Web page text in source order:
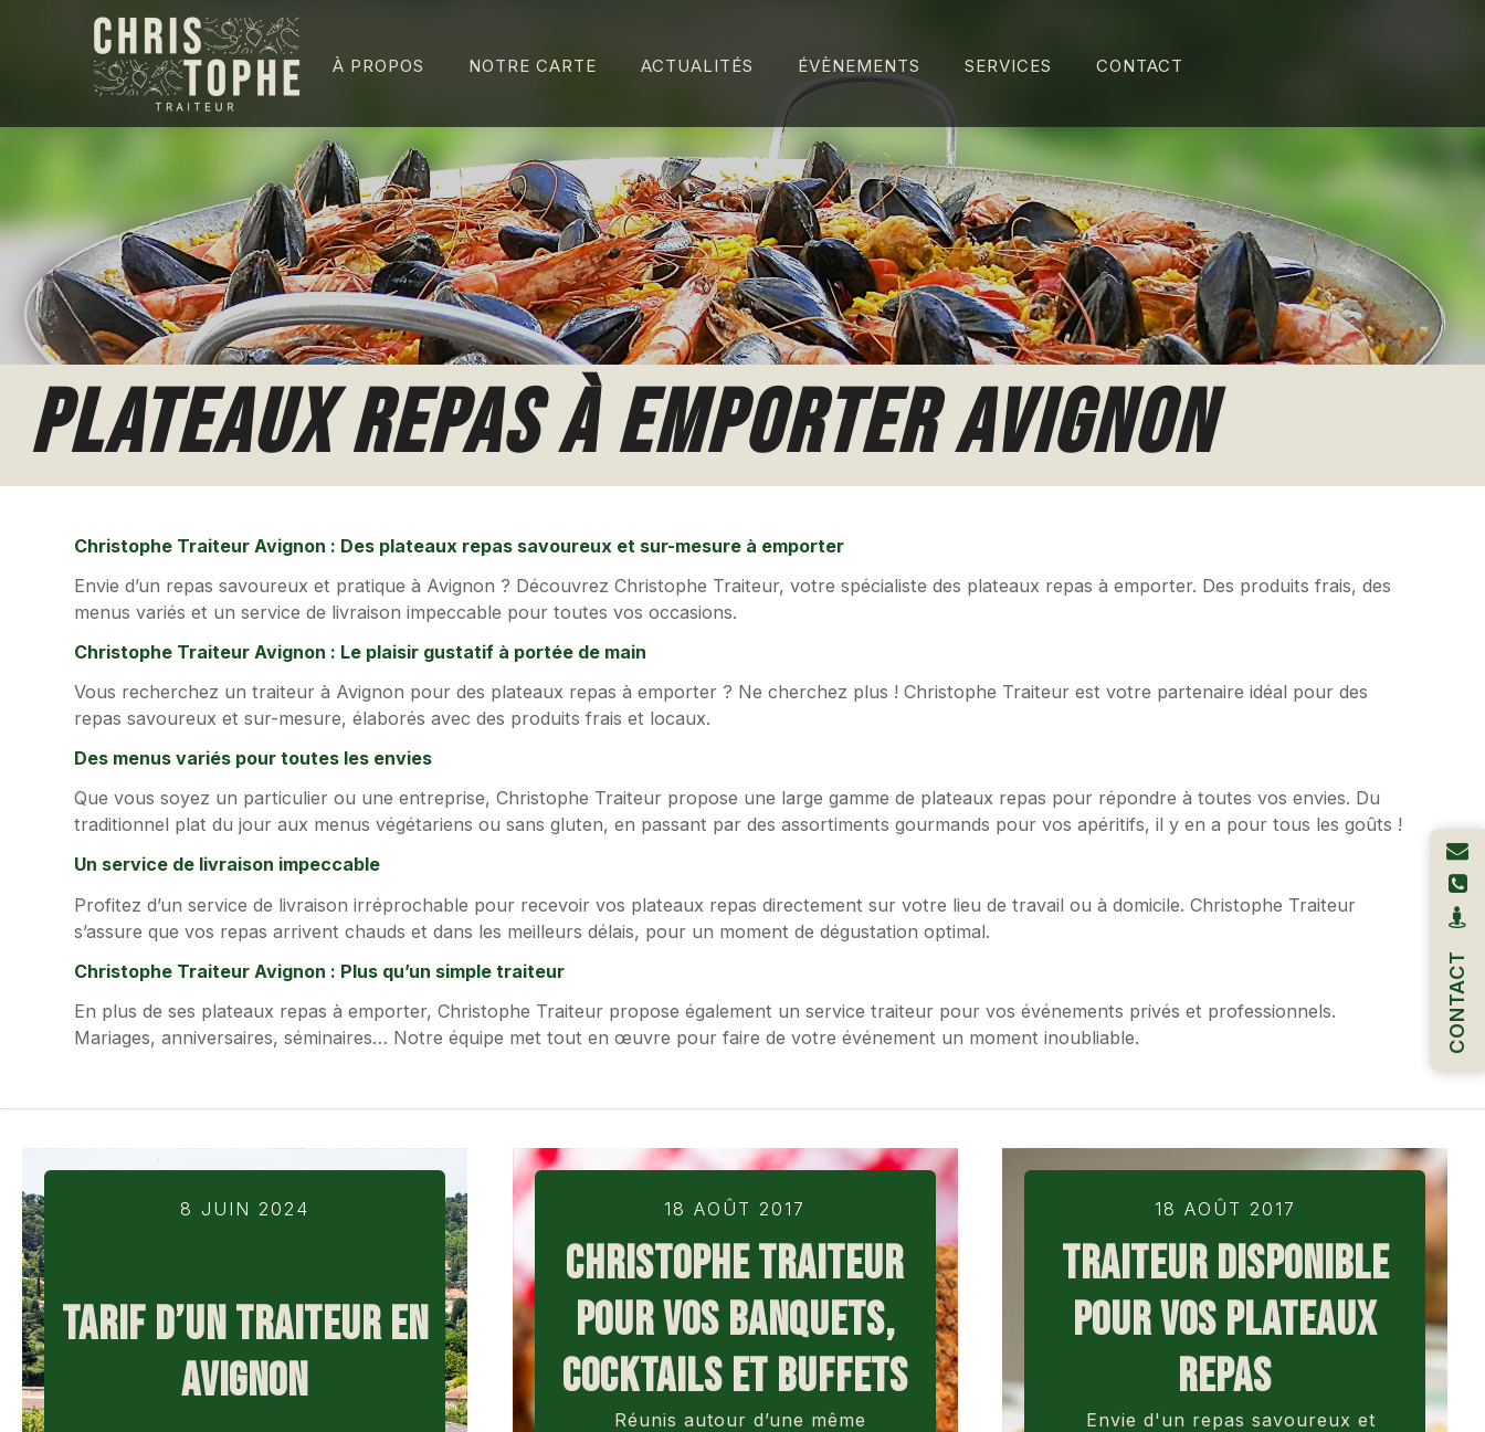
À PROPOS NOTRE CARTE ACTUALITÉS ÉVÈNEMENTS SERVICES CONTACT
CONTACT
PLATEAUX REPAS À EMPORTER AVIGNON
Christophe Traiteur Avignon : Des plateaux repas savoureux et sur-mesure à emporter
Envie d’un repas savoureux et pratique à Avignon ? Découvrez Christophe Traiteur, votre spécialiste des plateaux repas à emporter. Des produits frais, des
menus variés et un service de livraison impeccable pour toutes vos occasions.
Christophe Traiteur Avignon : Le plaisir gustatif à portée de main
Vous recherchez un traiteur à Avignon pour des plateaux repas à emporter ? Ne cherchez plus ! Christophe Traiteur est votre partenaire idéal pour des
repas savoureux et sur-mesure, élaborés avec des produits frais et locaux.
Des menus variés pour toutes les envies
Que vous soyez un particulier ou une entreprise, Christophe Traiteur propose une large gamme de plateaux repas pour répondre à toutes vos envies. Du
traditionnel plat du jour aux menus végétariens ou sans gluten, en passant par des assortiments gourmands pour vos apéritifs, il y en a pour tous les goûts !
Un service de livraison impeccable
Profitez d’un service de livraison irréprochable pour recevoir vos plateaux repas directement sur votre lieu de travail ou à domicile. Christophe Traiteur
s’assure que vos repas arrivent chauds et dans les meilleurs délais, pour un moment de dégustation optimal.
Christophe Traiteur Avignon : Plus qu’un simple traiteur
En plus de ses plateaux repas à emporter, Christophe Traiteur propose également un service traiteur pour vos événements privés et professionnels.
Mariages, anniversaires, séminaires… Notre équipe met tout en œuvre pour faire de votre événement un moment inoubliable.
8 JUIN 2024
TARIF D’UN TRAITEUR EN
AVIGNON
18 AOÛT 2017
CHRISTOPHE TRAITEUR
POUR VOS BANQUETS,
COCKTAILS ET BUFFETS
Réunis autour d’une même
18 AOÛT 2017
TRAITEUR DISPONIBLE
POUR VOS PLATEAUX
REPAS
Envie d'un repas savoureux et